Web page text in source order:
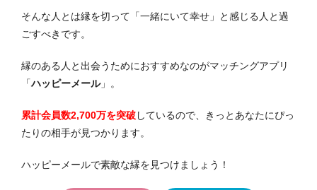
そんな人とは縁を切って「一緒にいて幸せ」と感じる人と過
ごすべきです。
縁のある人と出会うためにおすすめなのがマッチングアプリ
「ハッピーメール」。
累計会員数2,700万を突破しているので、きっとあなたにぴっ
たりの相手が見つかります。
ハッピーメールで素敵な縁を見つけましょう！